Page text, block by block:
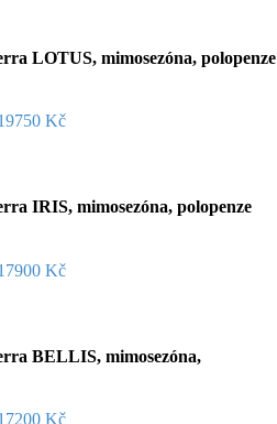
LOTUS, mimosezóna, polopenze
Kč
IRIS, mimosezóna, polopenze
Kč
BELLIS, mimosezóna,
Kč